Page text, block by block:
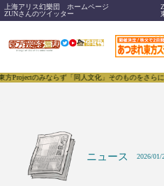
上海アリス幻樂団 ホームページ
ZUNさんのツイッター
ならず「同人文化」そのものをさらに刺激する
ニュース 2026/01/